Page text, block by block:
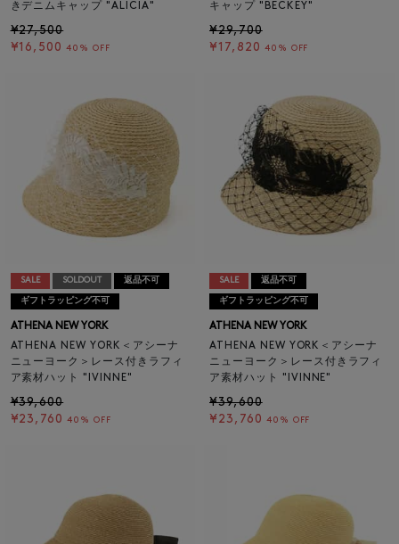
きデニムキャップ "ALICIA"
¥27,500
¥16,500 40% OFF
キャップ "BECKEY"
¥29,700
¥17,820 40% OFF
SALE SOLDOUT 返品不可
ギフトラッピング不可
ATHENA NEW YORK
ATHENA NEW YORK＜アシーナ
ニューヨーク＞レース付きラフィ
ア素材ハット "IVINNE"
¥39,600
¥23,760 40% OFF
SALE 返品不可
ギフトラッピング不可
ATHENA NEW YORK
ATHENA NEW YORK＜アシーナ
ニューヨーク＞レース付きラフィ
ア素材ハット "IVINNE"
¥39,600
¥23,760 40% OFF